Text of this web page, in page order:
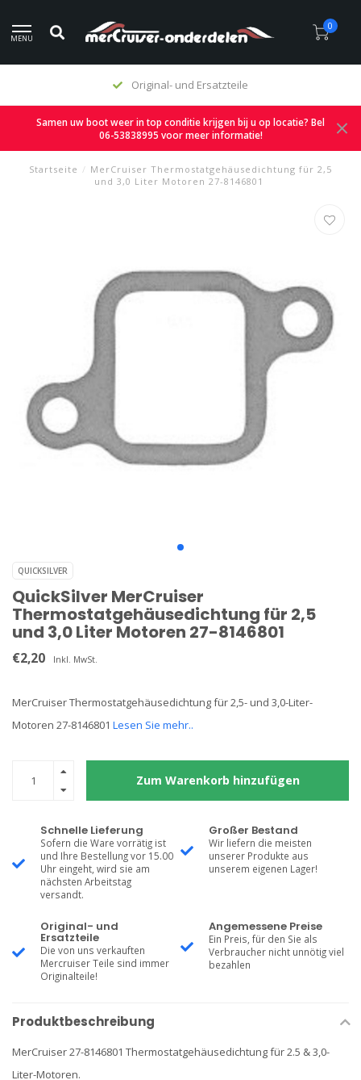
MENU
0
Original- und Ersatzteile
Samen uw boot weer in top conditie krijgen bij u op locatie? Bel
06-53838995 voor meer informatie!
Startseite / MerCruiser Thermostatgehäusedichtung für 2,5
und 3,0 Liter Motoren 27-8146801
QUICKSILVER
QuickSilver MerCruiser
Thermostatgehäusedichtung für 2,5
und 3,0 Liter Motoren 27-8146801
€2,20 Inkl. MwSt.
MerCruiser Thermostatgehäusedichtung für 2,5- und 3,0-Liter-
Motoren 27-8146801 Lesen Sie mehr..
Zum Warenkorb hinzufügen
Schnelle Lieferung
Sofern die Ware vorrätig ist
und Ihre Bestellung vor 15.00
Uhr eingeht, wird sie am
nächsten Arbeitstag
versandt.
Großer Bestand
Wir liefern die meisten
unserer Produkte aus
unserem eigenen Lager!
Original- und
Ersatzteile
Die von uns verkauften
Mercruiser Teile sind immer
Originalteile!
Angemessene Preise
Ein Preis, für den Sie als
Verbraucher nicht unnötig viel
bezahlen
Produktbeschreibung
MerCruiser 27-8146801 Thermostatgehäusedichtung für 2.5 & 3,0-
Liter-Motoren.